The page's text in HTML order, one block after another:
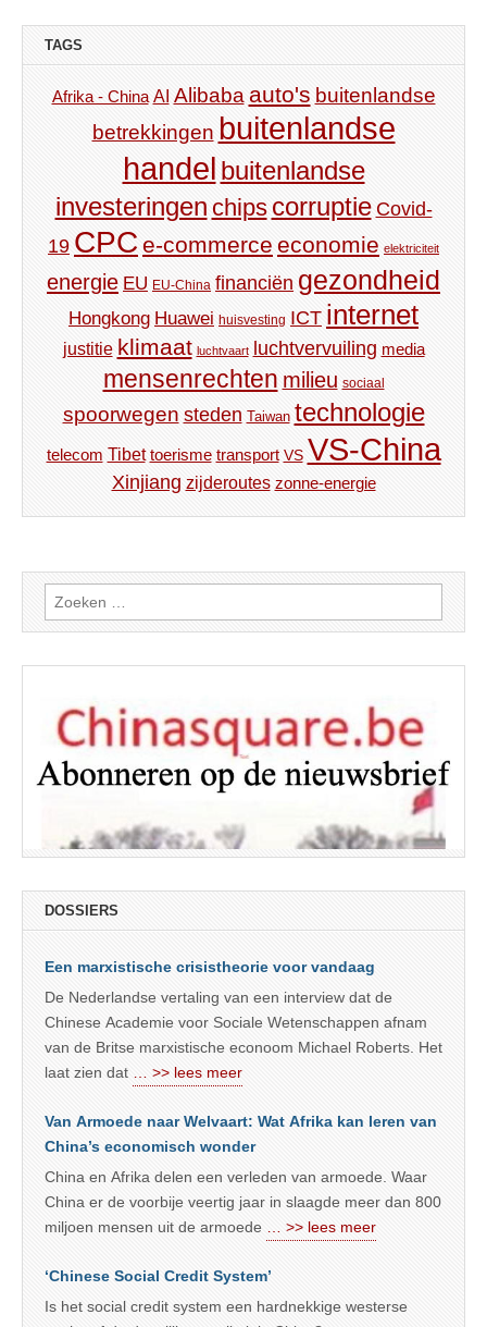
TAGS
Afrika - China AI Alibaba auto's buitenlandse
betrekkingen buitenlandse
handel buitenlandse
investeringen chips corruptie Covid-
19 CPC e-commerce economie elektriciteit
energie EU EU-China financiën gezondheid
Hongkong Huawei huisvesting ICT internet
justitie klimaat luchtvaart luchtvervuiling media
mensenrechten milieu sociaal
spoorwegen steden Taiwan technologie
telecom Tibet toerisme transport VS VS-China
Xinjiang zijderoutes zonne-energie
Zoeken
naar:
DOSSIERS
Een marxistische crisistheorie voor vandaag
De Nederlandse vertaling van een interview dat de
Chinese Academie voor Sociale Wetenschappen afnam
van de Britse marxistische econoom Michael Roberts. Het
laat zien dat
… >> lees meer
Van Armoede naar Welvaart: Wat Afrika kan leren van
China’s economisch wonder
China en Afrika delen een verleden van armoede. Waar
China er de voorbije veertig jaar in slaagde meer dan 800
miljoen mensen uit de armoede
… >> lees meer
‘Chinese Social Credit System’
Is het social credit system een hardnekkige westerse